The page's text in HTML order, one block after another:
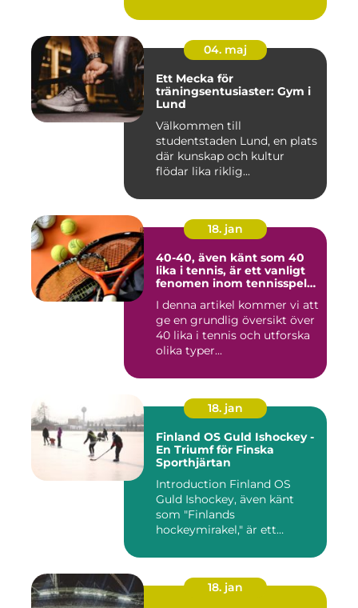
04. maj
Ett Mecka för
träningsentusiaster: Gym i
Lund
Välkommen till
studentstaden Lund, en plats
där kunskap och kultur
flödar lika riklig...
18. jan
40-40, även känt som 40
lika i tennis, är ett vanligt
fenomen inom tennisspelet
spännande och
frustrerande för spelare
och fans
I denna artikel kommer vi att
ge en grundlig översikt över
40 lika i tennis och utforska
olika typer...
18. jan
Finland OS Guld Ishockey -
En Triumf för Finska
Sporthjärtan
Introduction Finland OS
Guld Ishockey, även känt
som "Finlands
hockeymirakel," är ett
18. jan